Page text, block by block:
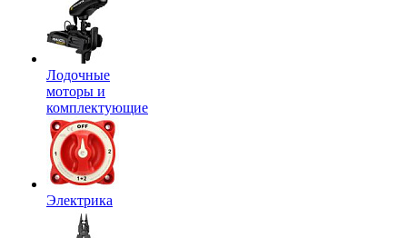
Лодочные
моторы и
комплектующие
Электрика